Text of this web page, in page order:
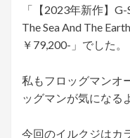
「【2023年新作】
The Sea And The
￥79,200-」でした。
私もフロッグマンオ
ッグマンが気になる
今回のイルクジはカ